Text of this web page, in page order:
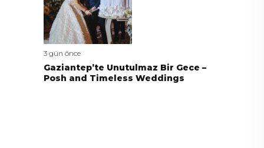
3 gün önce
Gaziantep’te Unutulmaz Bir Gece –
Posh and Timeless Weddings